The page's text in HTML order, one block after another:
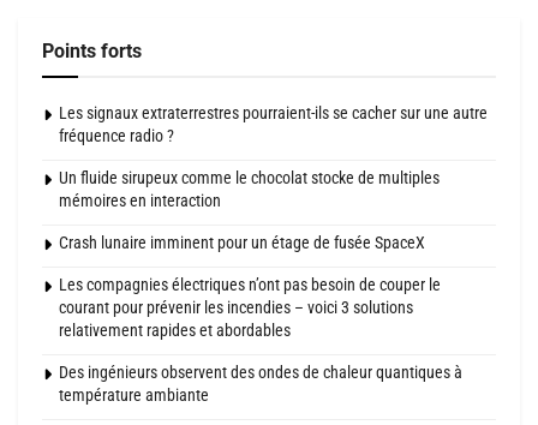
Points forts
Les signaux extraterrestres pourraient-ils se cacher sur une autre
fréquence radio ?
Un fluide sirupeux comme le chocolat stocke de multiples
mémoires en interaction
Crash lunaire imminent pour un étage de fusée SpaceX
Les compagnies électriques n’ont pas besoin de couper le
courant pour prévenir les incendies – voici 3 solutions
relativement rapides et abordables
Des ingénieurs observent des ondes de chaleur quantiques à
température ambiante